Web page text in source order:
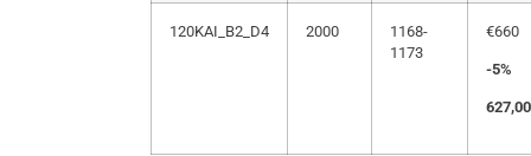
120KAI_B2_D4 2000
1168-
1173
€660
-5%
627,00